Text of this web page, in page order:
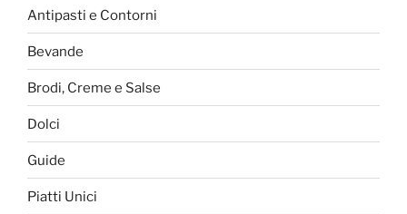
Antipasti e Contorni
Bevande
Brodi, Creme e Salse
Dolci
Guide
Piatti Unici